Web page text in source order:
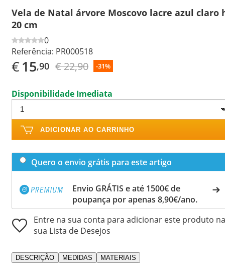
Vela de Natal árvore Moscovo lacre azul claro
20 cm
0
Referência: PR000518
€15,90 € 22,90 -31%
Disponibilidade Imediata
ADICIONAR AO CARRINHO
Quero o envio grátis para este artigo
Envio GRÁTIS e até 1500€ de
poupança por apenas 8,90€/ano.
Entre na sua conta para adicionar este produto na
sua Lista de Desejos
DESCRIÇÃO MEDIDAS MATERIAIS